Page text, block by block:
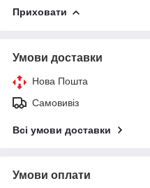
Приховати
Умови доставки
Нова Пошта
Самовивіз
Всі умови доставки
Умови оплати